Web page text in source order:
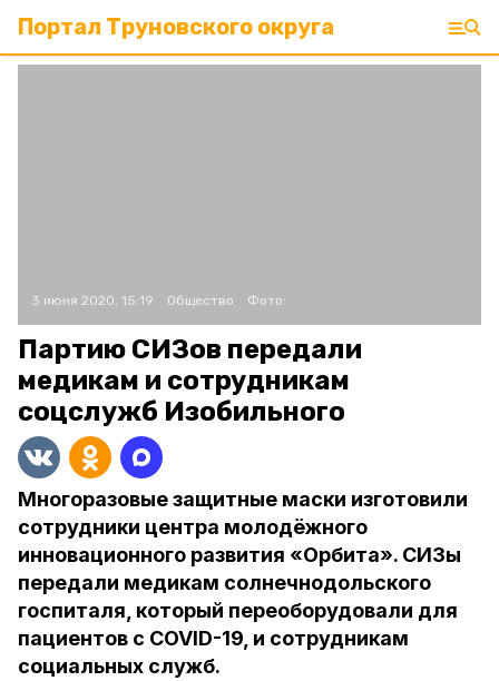
Портал Труновского округа
3 июня 2020, 15:19 Общество Фото:
Партию СИЗов передали
медикам и сотрудникам
соцслужб Изобильного
Многоразовые защитные маски изготовили
сотрудники центра молодёжного
инновационного развития «Орбита». СИЗы
передали медикам солнечнодольского
госпиталя, который переоборудовали для
пациентов с COVID-19, и сотрудникам
социальных служб.